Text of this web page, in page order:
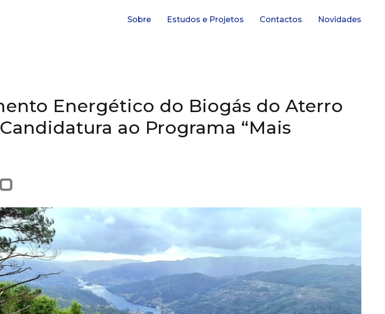
Sobre Estudos e Projetos Contactos Novidades
Energético do Biogás do Aterro
ao Programa “Mais